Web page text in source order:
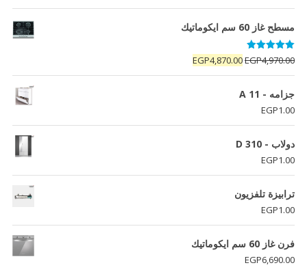
مسطح غاز 60 سم ايكوماتيك
تم التقييم
5.00 من 5EGP4,970.00
السعر
الأصلي
هو:
EGP4,870.00
السعر
الحالي
جزامه - A 11
EGP1.00
دولاب - D 310
EGP1.00
ترابيزة تلفزيون
EGP1.00
فرن غاز 60 سم ايكوماتيك
EGP6,690.00